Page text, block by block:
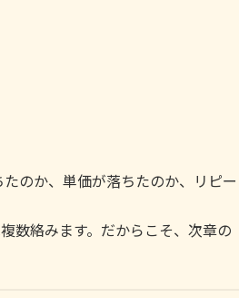
のか、単価が落ちたのか、リピー
数絡みます。だからこそ、次章の